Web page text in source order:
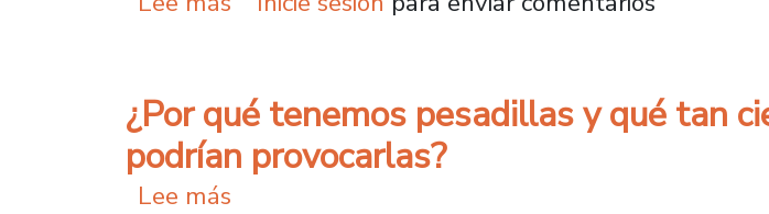
¿Por qué tenemos pesadillas y qué tan
podrían provocarlas?
Lee más